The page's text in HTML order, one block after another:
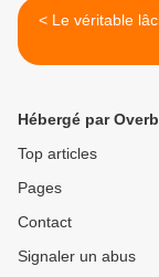
< Le véritable
Hébergé par
Top articles
Pages
Contact
Signaler un abus